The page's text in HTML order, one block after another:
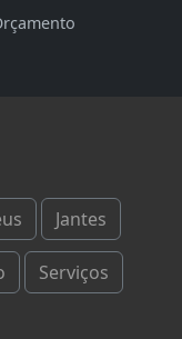
Jantes
Serviços